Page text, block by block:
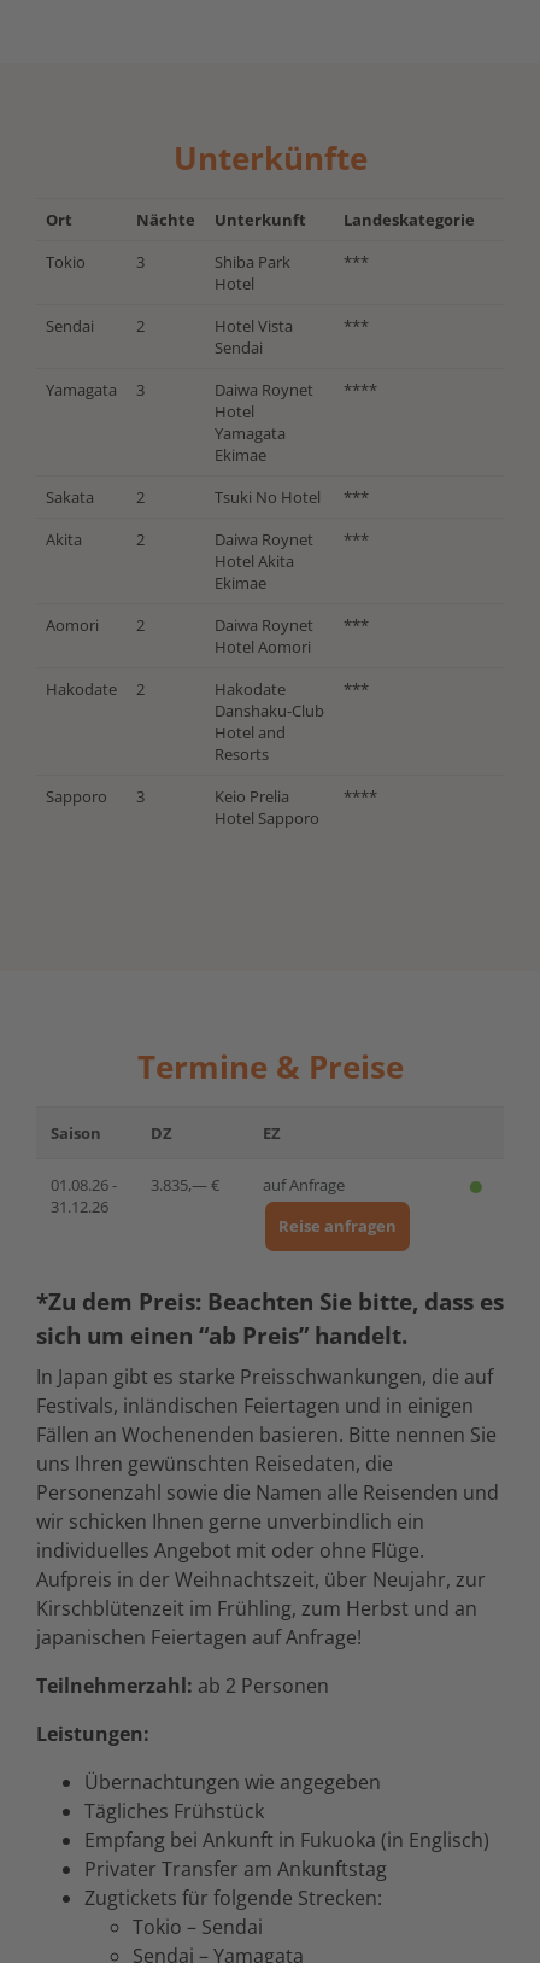
Unterkünfte
Ort Nächte Unterkunft
Landeskategorie
Tokio
3
Shiba Park
Hotel
***
Sendai 2
Hotel Vista
Sendai
***
Yamagata 3
Daiwa Roynet
Hotel
Yamagata
Ekimae
****
Sakata 2 Tsuki No Hotel
***
Akita
2
Daiwa Roynet
Hotel Akita
Ekimae
***
Aomori 2
Daiwa Roynet
Hotel Aomori
***
Hakodate 2
Hakodate
Danshaku-Club
Hotel and
Resorts
***
Sapporo 3
Keio Prelia
Hotel Sapporo
****
Termine & Preise
Saison DZ EZ
01.08.26 -
31.12.26
3.835,— €
auf Anfrage
Reise anfragen
*Zu dem Preis: Beachten Sie bitte, dass es
sich um einen “ab Preis” handelt.
In Japan gibt es starke Preisschwankungen, die auf
Festivals, inländischen Feiertagen und in einigen
Fällen an Wochenenden basieren. Bitte nennen Sie
uns Ihren gewünschten Reisedaten, die
Personenzahl sowie die Namen alle Reisenden und
wir schicken Ihnen gerne unverbindlich ein
individuelles Angebot mit oder ohne Flüge.
Aufpreis in der Weihnachtszeit, über Neujahr, zur
Kirschblütenzeit im Frühling, zum Herbst und an
japanischen Feiertagen auf Anfrage!
Teilnehmerzahl: ab 2 Personen
Leistungen:
Übernachtungen wie angegeben
Tägliches Frühstück
Empfang bei Ankunft in Fukuoka (in Englisch)
Privater Transfer am Ankunftstag
Zugtickets für folgende Strecken:
Tokio – Sendai
Sendai – Yamagata